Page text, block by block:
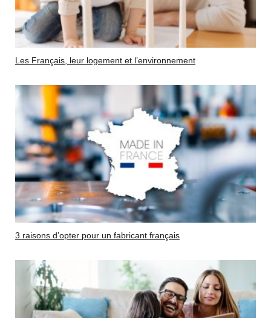
Les Français, leur logement et l’environnement
3 raisons d’opter pour un fabricant français